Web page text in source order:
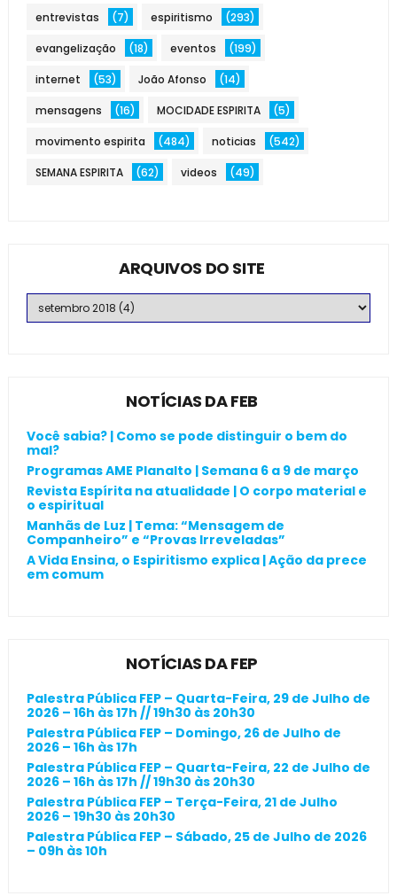
entrevistas (7) espiritismo (293)
evangelização (18) eventos (199)
internet (53) João Afonso (14)
mensagens (16) MOCIDADE ESPIRITA (5)
movimento espirita (484) noticias (542)
SEMANA ESPIRITA (62) videos (49)
ARQUIVOS DO SITE
NOTÍCIAS DA FEB
Você sabia? | Como se pode distinguir o bem do
mal?
Programas AME Planalto | Semana 6 a 9 de março
Revista Espírita na atualidade | O corpo material e
o espiritual
Manhãs de Luz | Tema: “Mensagem de
Companheiro” e “Provas Irreveladas”
A Vida Ensina, o Espiritismo explica | Ação da prece
em comum
NOTÍCIAS DA FEP
Palestra Pública FEP – Quarta-Feira, 29 de Julho de
2026 – 16h às 17h // 19h30 às 20h30
Palestra Pública FEP – Domingo, 26 de Julho de
2026 – 16h às 17h
Palestra Pública FEP – Quarta-Feira, 22 de Julho de
2026 – 16h às 17h // 19h30 às 20h30
Palestra Pública FEP – Terça-Feira, 21 de Julho
2026 – 19h30 às 20h30
Palestra Pública FEP – Sábado, 25 de Julho de 2026
– 09h às 10h